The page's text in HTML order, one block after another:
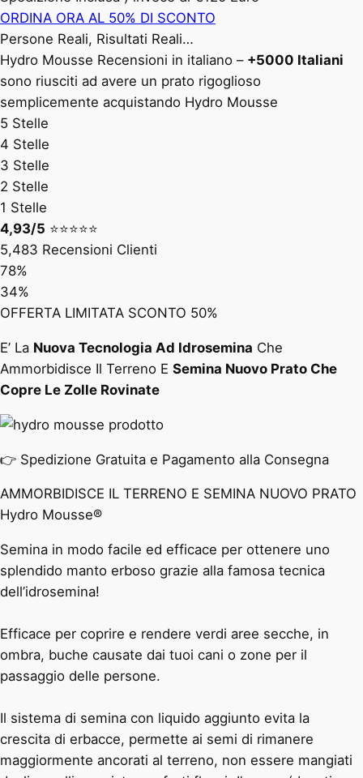
ORDINA ORA AL 50% DI SCONTO
Persone Reali, Risultati Reali…
Hydro Mousse Recensioni in italiano – +5000 Italiani
sono riusciti ad avere un prato rigoglioso
semplicemente acquistando Hydro Mousse
5 Stelle
4 Stelle
3 Stelle
2 Stelle
1 Stelle
4,93/5 ⭐️⭐️⭐️⭐️⭐️
5,483 Recensioni Clienti
78%
34%
OFFERTA LIMITATA SCONTO 50%
E’ La Nuova Tecnologia Ad Idrosemina Che
Ammorbidisce Il Terreno E Semina Nuovo Prato Che
Copre Le Zolle Rovinate
👉 Spedizione Gratuita e Pagamento alla Consegna
AMMORBIDISCE IL TERRENO E SEMINA NUOVO PRATO
Hydro Mousse®
Semina in modo facile ed efficace per ottenere uno
splendido manto erboso grazie alla famosa tecnica
dell’idrosemina!
Efficace per coprire e rendere verdi aree secche, in
ombra, buche causate dai tuoi cani o zone per il
passaggio delle persone.
Il sistema di semina con liquido aggiunto evita la
crescita di erbacce, permette ai semi di rimanere
maggiormente ancorati al terreno, non essere mangiati